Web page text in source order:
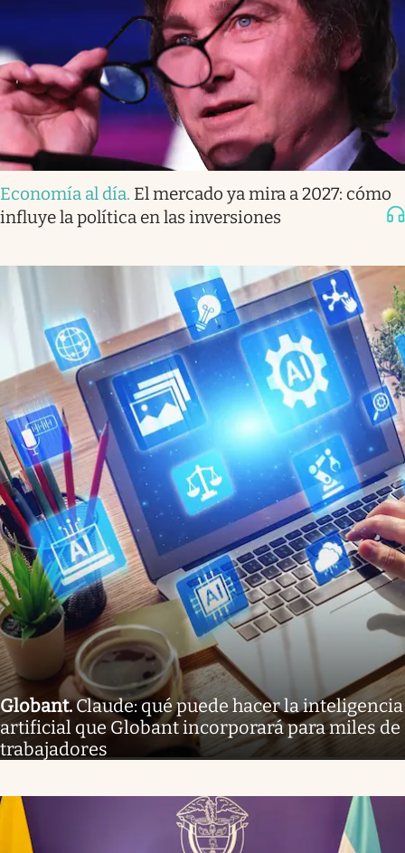
Economía al día. El mercado ya mira a 2027: cómo
influye la política en las inversiones
Globant.Claude: qué puede hacer la inteligencia
artificial que Globant incorporará para miles de
trabajadores